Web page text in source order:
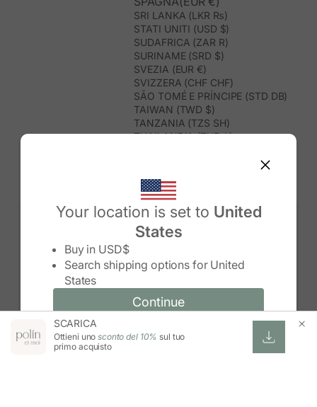
Your location is set to United
States
Buy in USD$
Search shipping options for United
States
Continue
Change country/region and language
Change country/region
Continue
SRI LANKA (LKR ₨)
STATI UNITI (USD $)
SUDAFRICA (ZAR R)
SURINAME (SRD $)
SVEZIA (EUR €)
SVIZZERA (CHF CHF)
SÃO TOMÉ E PRÍNCIPE (STD DB)
TAIWAN (TWD $)
TANZANIA (TZS SH)
THAILANDIA (THB ฿)
TONGA (TOP T$)
TRINIDAD E TOBAGO (TTD $)
TUNISIA (USD $)
TURCHIA (TRY ₺)
TURKMENISTAN (USD $)
UNGHERIA (EUR €)
UZBEKISTAN (UZS SO'M)
VANUATU (VUV VT)
VIETNAM (VND ₫)
WALLIS E FUTUNA (XPF FR)
SCARICA
Ottieni unosconto del 10% sul tuo
primo acquisto